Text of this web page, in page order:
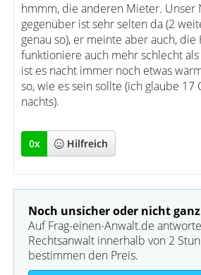
hmmm, die anderen Mieter. Unser
gegenüber ist sehr selten da (2
genau so), er meinte aber auch,
funktioniere auch mehr schlecht
ist es nacht immer noch etwas
so, wie es sein sollte (ich glaube 17
nachts).
0x Hilfreich
Noch unsicher oder nicht
Auf Frag-einen-Anwalt.de
Rechtsanwalt innerhalb von 2
bestimmen den Preis.